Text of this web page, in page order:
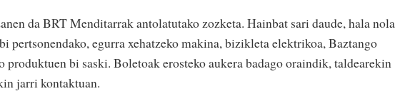
da BRT Menditarrak antolatutako zozketa. Hainbat sari daude, hala
pertsonendako, egurra xehatzeko makina, bizikleta elektrikoa, Baztango
produktuen bi saski. Boletoak erosteko aukera badago oraindik, taldearekin
jarri kontaktuan.